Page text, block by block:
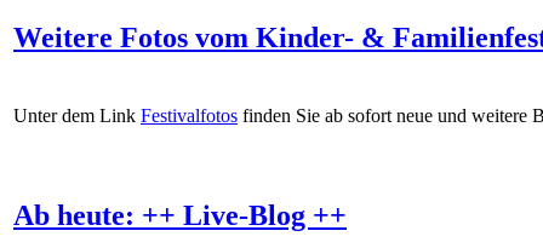
Weitere Fotos vom Kinder- &
Unter dem Link Festivalfotos finden Sie ab sofort neue und
Ab heute: ++ Live-Blog ++